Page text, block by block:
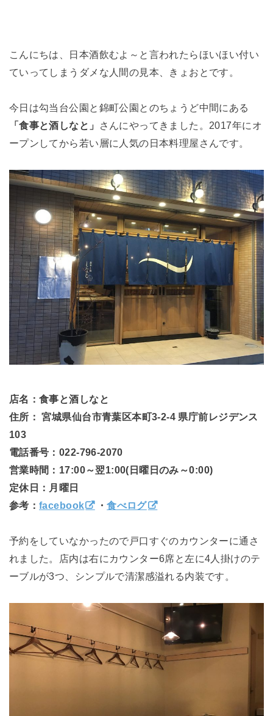
こんにちは、日本酒飲むよ～と言われたらほいほい付い
ていってしまうダメな人間の見本、きょおとです。
今日は勾当台公園と錦町公園とのちょうど中間にある
「食事と酒しなと」
さんにやってきました。2017年にオ
ープンしてから若い層に人気の日本料理屋さんです。
店名：食事と酒しなと
住所： 宮城県仙台市青葉区本町3-2-4 県庁前レジデンス
103
電話番号：022-796-2070
営業時間：17:00～翌1:00(日曜日のみ～0:00)
定休日：月曜日
参考：facebook ・食べログ
予約をしていなかったので戸口すぐのカウンターに通さ
れました。店内は右にカウンター6席と左に4人掛けのテ
ーブルが3つ、シンプルで清潔感溢れる内装です。